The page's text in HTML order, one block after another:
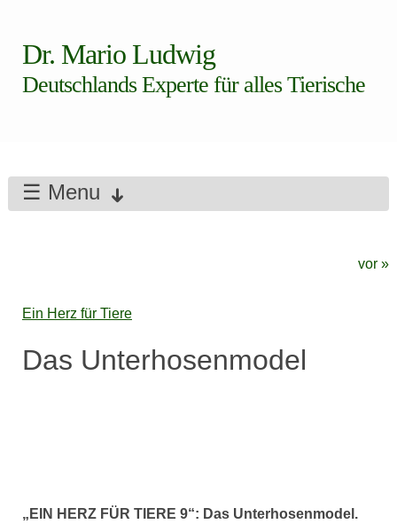
Dr. Mario Ludwig
Deutschlands Experte für alles Tierische
☰ Menu
vor »
Ein Herz für Tiere
Das Unterhosenmodel
„EIN HERZ FÜR TIERE 9“: Das Unterhosenmodel.